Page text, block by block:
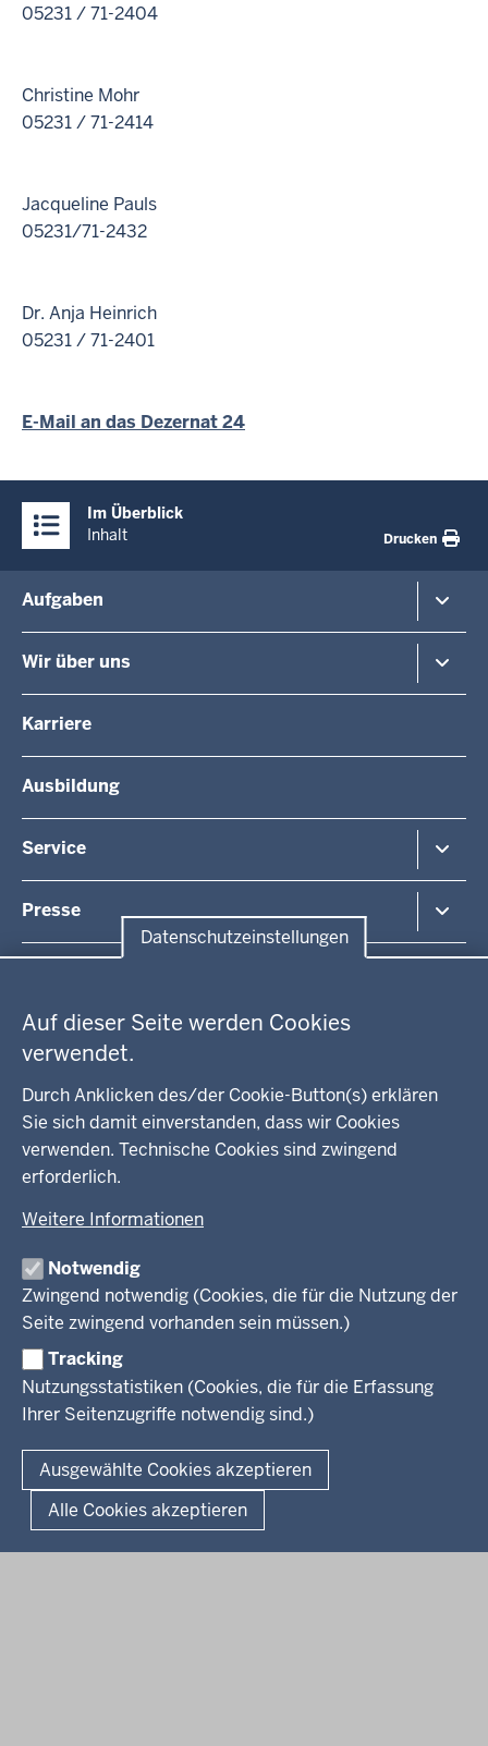
Datenschutzeinstellungen
Auf dieser Seite werden Cookies
verwendet.
Durch Anklicken des/der Cookie-Button(s) erklären
Sie sich damit einverstanden, dass wir Cookies
verwenden. Technische Cookies sind zwingend
erforderlich.
Weitere Informationen
Notwendig
Zwingend notwendig (Cookies, die für die Nutzung der
Seite zwingend vorhanden sein müssen.)
Tracking
Nutzungsstatistiken (Cookies, die für die Erfassung
Ihrer Seitenzugriffe notwendig sind.)
Ausgewählte Cookies akzeptieren
Alle Cookies akzeptieren
05231 / 71-2404
Christine Mohr
05231 / 71-2414
Jacqueline Pauls
05231/71-2432
Dr. Anja Heinrich
05231 / 71-2401
E-Mail an das Dezernat 24
Inhalte
Im Überblick
Inhalt
Drucken
in
der
Fußzeile
Aufgaben
Gesundheit und Soziales
Umwelt und Naturschutz
Arbeitsschutz
Fördermittel
Wir über uns
Organisationsstruktur
Unsere Aufgaben
Integration
Karriere
Ausbildung
Service
Presse
Pressemitteilung suchen
WEITERE LINKS
Kreis Lippe
Kreis Paderborn
Kreis Minden-Lübbecke
Kreis Gütersloh
Kreis Höxter
Fußzeile
Impressum Datenschutz